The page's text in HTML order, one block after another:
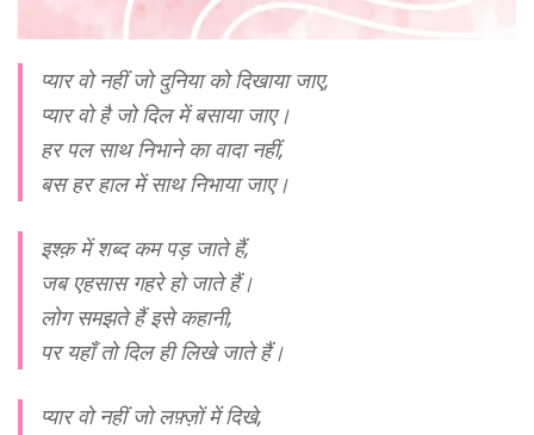
प्यार वो नहीं जो दुनिया को दिखाया जाए,
प्यार वो है जो दिल में बसाया जाए।
हर पल साथ निभाने का वादा नहीं,
बस हर हाल में साथ निभाया जाए।
इश्क़ में शब्द कम पड़ जाते हैं,
जब एहसास गहरे हो जाते हैं।
लोग समझते हैं इसे कहानी,
पर यहाँ तो दिल ही लिखे जाते हैं।
प्यार वो नहीं जो लफ़्ज़ों में दिखे,